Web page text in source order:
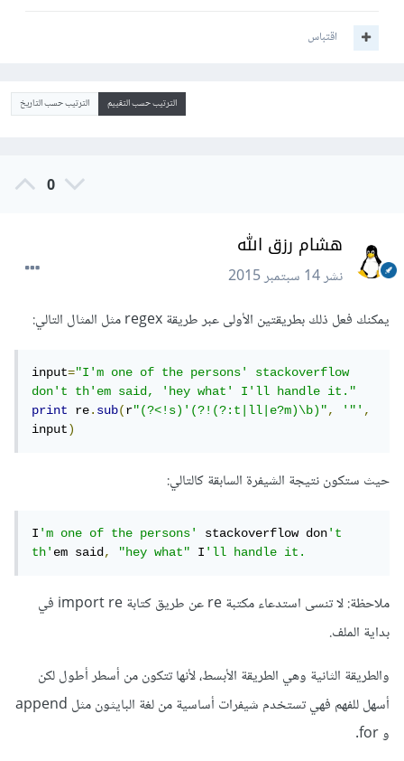
اقتباس
الترتيب حسب التقييم الترتيب حسب التاريخ
0
هشام رزق الله
نشر14 سبتمبر 2015
يمكنك فعل ذلك بطريقتين الأولى عبر طريقة regex مثل المثال التالي:
input="I'm one of the persons' stackoverflow
don't th'em said, 'hey what' I'll handle it."
print
re.sub(r"(?<!s)'(?!(?:t|ll|e?m)\b)", '"',
input)
حيث ستكون نتيجة الشيفرة السابقة كالتالي:
I'm one of the persons' stackoverflow don't
th'em said, "hey what" I'll handle it.
ملاحظة: لا تنسى استدعاء مكتبة re عن طريق كتابة import re في
بداية الملف.
والطريقة الثانية وهي الطريقة الأبسط، لأنها تتكون من أسطر أطول لكن
أسهل للفهم فهي تستخدم شيفرات أساسية من لغة البايثون مثل append
و for.